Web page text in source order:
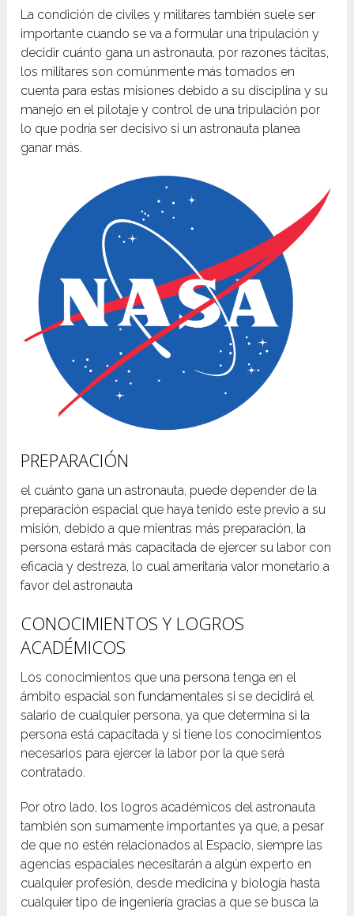
La condición de civiles y militares también suele ser
importante cuando se va a formular una tripulación y
decidir cuánto gana un astronauta, por razones tácitas,
los militares son comúnmente más tomados en
cuenta para estas misiones debido a su disciplina y su
manejo en el pilotaje y control de una tripulación por
lo que podría ser decisivo si un astronauta planea
ganar más.
PREPARACIÓN
el cuánto gana un astronauta, puede depender de la
preparación espacial que haya tenido este previo a su
misión, debido a que mientras más preparación, la
persona estará más capacitada de ejercer su labor con
eficacia y destreza, lo cual ameritaría valor monetario a
favor del astronauta
CONOCIMIENTOS Y LOGROS
ACADÉMICOS
Los conocimientos que una persona tenga en el
ámbito espacial son fundamentales si se decidirá el
salario de cualquier persona, ya que determina si la
persona está capacitada y si tiene los conocimientos
necesarios para ejercer la labor por la que será
contratado.
Por otro lado, los logros académicos del astronauta
también son sumamente importantes ya que, a pesar
de que no estén relacionados al Espacio, siempre las
agencias espaciales necesitarán a algún experto en
cualquier profesión, desde medicina y biología hasta
cualquier tipo de ingeniería gracias a que se busca la